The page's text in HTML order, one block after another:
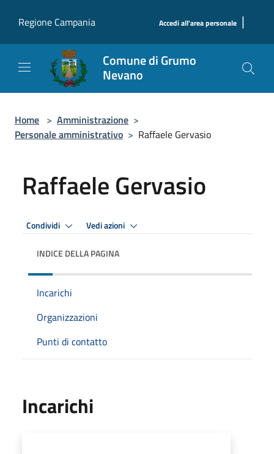
Regione Campania
Accedi all'area personale |
Comune di Grumo
Nevano
Home > Amministrazione >
Personale amministrativo > Raffaele Gervasio
Raffaele Gervasio
Condividi Vedi azioni
INDICE DELLA PAGINA
Incarichi
Organizzazioni
Punti di contatto
Incarichi